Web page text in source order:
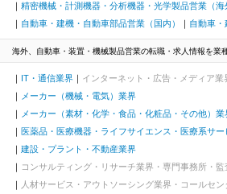
精密機械・計測機器・分析機器・光学製品営業（海
自動車・建機・自動車部品営業（国内）
自動車・
海外、自動車・装置・機械製品営業の転職・求人情報を業
IT・通信業界
インターネット・広告・メディア業
メーカー（機械・電気）業界
メーカー（素材・化学・食品・化粧品・その他）業
医薬品・医療機器・ライフサイエンス・医療系サー
建設・プラント・不動産業界
コンサルティング・リサーチ業界・専門事務所・監
人材サービス・アウトソーシング業界・コールセン